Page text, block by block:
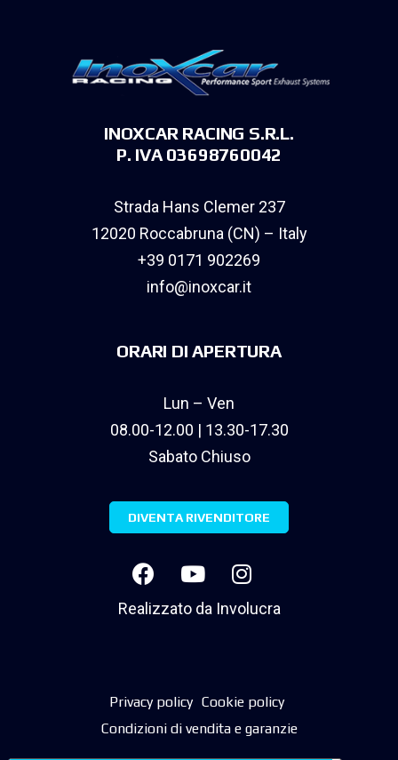
INOXCAR RACING S.R.L.
P. IVA 03698760042
Strada Hans Clemer 237
12020 Roccabruna (CN) – Italy
+39 0171 902269
info@inoxcar.it
ORARI DI APERTURA
Lun – Ven
08.00-12.00 | 13.30-17.30
Sabato Chiuso
DIVENTA RIVENDITORE
Realizzato da Involucra
Privacy policy Cookie policy
Condizioni di vendita e garanzie